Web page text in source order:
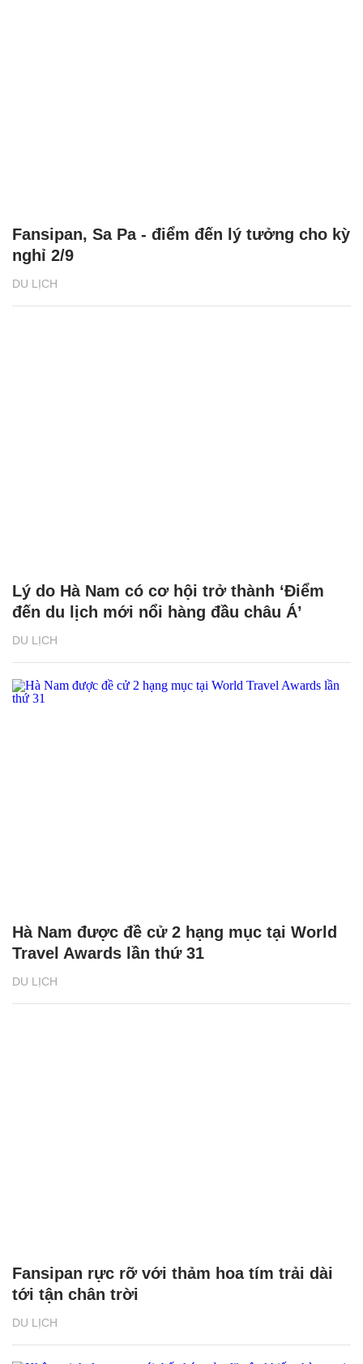
DU LỊCH
Fansipan, Sa Pa - điểm đến lý tưởng cho kỳ
nghỉ 2/9
DU LỊCH
Lý do Hà Nam có cơ hội trở thành ‘Điểm
đến du lịch mới nổi hàng đầu châu Á’
DU LỊCH
Hà Nam được đề cử 2 hạng mục tại World
Travel Awards lần thứ 31
DU LỊCH
Fansipan rực rỡ với thảm hoa tím trải dài
tới tận chân trời